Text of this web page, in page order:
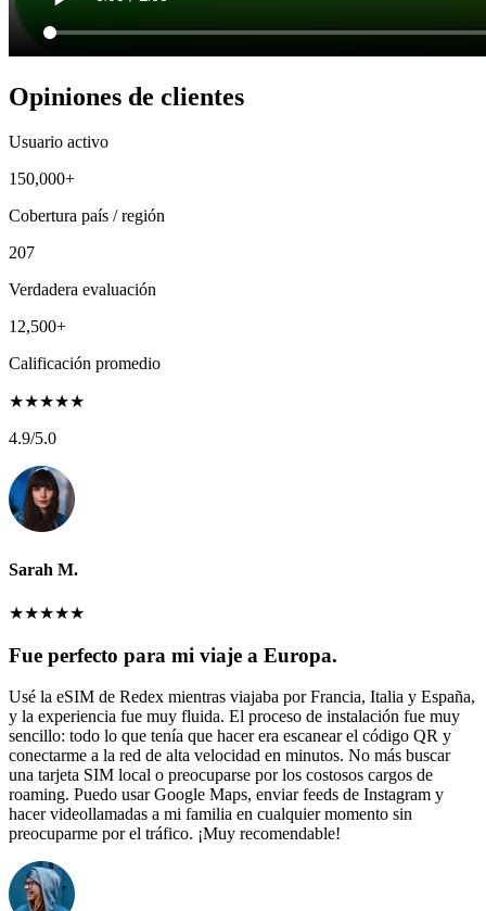
Opiniones de clientes
Usuario activo
150,000+
Cobertura país / región
207
Verdadera evaluación
12,500+
Calificación promedio
★★★★★
4.9/5.0
Sarah M.
★★★★★
Fue perfecto para mi viaje a Europa.
Usé la eSIM de Redex mientras viajaba por Francia, Italia y España,
y la experiencia fue muy fluida. El proceso de instalación fue muy
sencillo: todo lo que tenía que hacer era escanear el código QR y
conectarme a la red de alta velocidad en minutos. No más buscar
una tarjeta SIM local o preocuparse por los costosos cargos de
roaming. Puedo usar Google Maps, enviar feeds de Instagram y
hacer videollamadas a mi familia en cualquier momento sin
preocuparme por el tráfico. ¡Muy recomendable!